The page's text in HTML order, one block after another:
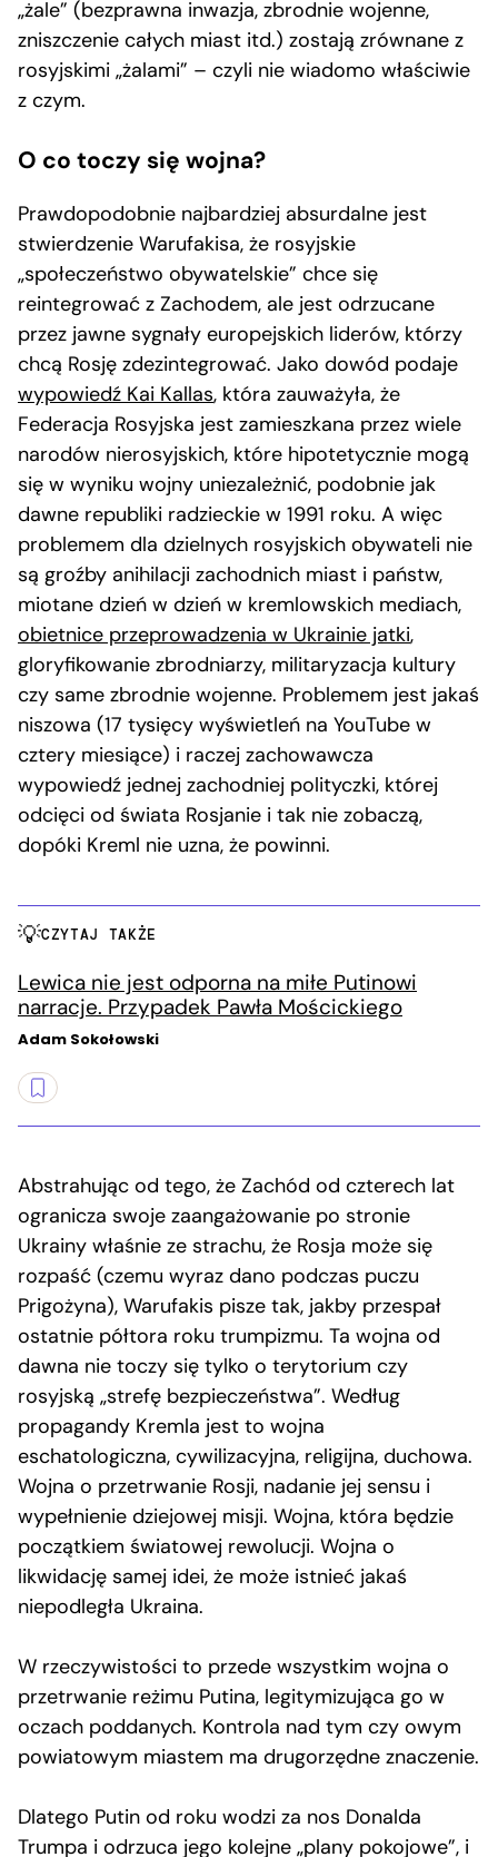
„żale” (bezprawna inwazja, zbrodnie wojenne,
zniszczenie całych miast itd.) zostają zrównane z
rosyjskimi „żalami” – czyli nie wiadomo właściwie
z czym.
O co toczy się wojna?
Prawdopodobnie najbardziej absurdalne jest
stwierdzenie Warufakisa, że rosyjskie
„społeczeństwo obywatelskie” chce się
reintegrować z Zachodem, ale jest odrzucane
przez jawne sygnały europejskich liderów, którzy
chcą Rosję zdezintegrować. Jako dowód podaje
wypowiedź Kai Kallas, która zauważyła, że
Federacja Rosyjska jest zamieszkana przez wiele
narodów nierosyjskich, które hipotetycznie mogą
się w wyniku wojny uniezależnić, podobnie jak
dawne republiki radzieckie w 1991 roku. A więc
problemem dla dzielnych rosyjskich obywateli nie
są groźby anihilacji zachodnich miast i państw,
miotane dzień w dzień w kremlowskich mediach,
obietnice przeprowadzenia w Ukrainie jatki,
gloryfikowanie zbrodniarzy, militaryzacja kultury
czy same zbrodnie wojenne. Problemem jest jakaś
niszowa (17 tysięcy wyświetleń na YouTube w
cztery miesiące) i raczej zachowawcza
wypowiedź jednej zachodniej polityczki, której
odcięci od świata Rosjanie i tak nie zobaczą,
dopóki Kreml nie uzna, że powinni.
CZYTAJ TAKŻE
Lewica nie jest odporna na miłe Putinowi
narracje. Przypadek Pawła Mościckiego
Adam Sokołowski
Abstrahując od tego, że Zachód od czterech lat
ogranicza swoje zaangażowanie po stronie
Ukrainy właśnie ze strachu, że Rosja może się
rozpaść (czemu wyraz dano podczas puczu
Prigożyna), Warufakis pisze tak, jakby przespał
ostatnie półtora roku trumpizmu. Ta wojna od
dawna nie toczy się tylko o terytorium czy
rosyjską „strefę bezpieczeństwa”. Według
propagandy Kremla jest to wojna
eschatologiczna, cywilizacyjna, religijna, duchowa.
Wojna o przetrwanie Rosji, nadanie jej sensu i
wypełnienie dziejowej misji. Wojna, która będzie
początkiem światowej rewolucji. Wojna o
likwidację samej idei, że może istnieć jakaś
niepodległa Ukraina.
W rzeczywistości to przede wszystkim wojna o
przetrwanie reżimu Putina, legitymizująca go w
oczach poddanych. Kontrola nad tym czy owym
powiatowym miastem ma drugorzędne znaczenie.
Dlatego Putin od roku wodzi za nos Donalda
Trumpa i odrzuca jego kolejne „plany pokojowe”, i